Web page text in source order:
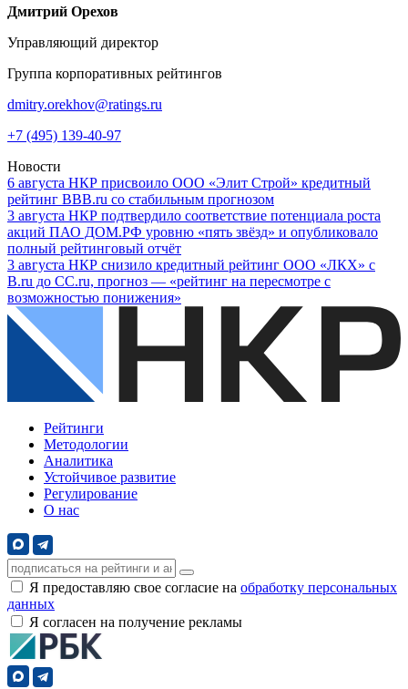
Дмитрий Орехов
Управляющий директор
Группа корпоративных рейтингов
dmitry.orekhov@ratings.ru
+7 (495) 139-40-97
Новости
6 августа НКР присвоило ООО «Элит Строй» кредитный
рейтинг BBB.ru со стабильным прогнозом
3 августа НКР подтвердило соответствие потенциала роста
акций ПАО ДОМ.РФ уровню «пять звёзд» и опубликовало
полный рейтинговый отчёт
3 августа НКР снизило кредитный рейтинг ООО «ЛКХ» с
B.ru до CC.ru, прогноз — «рейтинг на пересмотре с
возможностью понижения»
Рейтинги
Методологии
Аналитика
Устойчивое развитие
Регулирование
О нас
Я предоставляю свое согласие на обработку персональных
данных
Я согласен на получение рекламы